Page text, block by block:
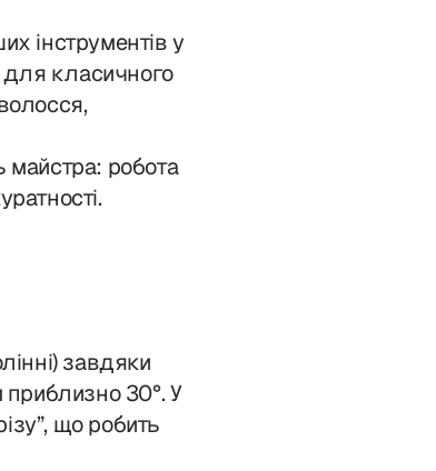
інструментів у
для класичного
майстра: робота
завдяки
приблизно 30°. У
що робить